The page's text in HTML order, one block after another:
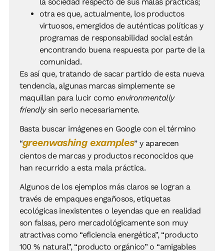
otra es que, actualmente, los productos
virtuosos, emergidos de auténticas políticas y
programas de responsabilidad social están
encontrando buena respuesta por parte de la
comunidad.
Es así que, tratando de sacar partido de esta nueva
tendencia, algunas marcas simplemente se
maquillan para lucir como environmentally
friendlysin serlo necesariamente.
Basta buscar imágenes en Google con el término
“greenwashing examples” y aparecen
cientos de marcas y productos reconocidos que
han recurrido a esta mala práctica.
Algunos de los ejemplos más claros se logran a
través de empaques engañosos, etiquetas
ecológicas inexistentes o leyendas que en realidad
son falsas, pero mercadológicamente son muy
atractivas como “eficiencia energética”, “producto
100 % natural”, “producto orgánico” o “amigables